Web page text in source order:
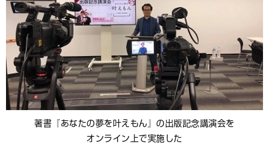
著書『あなたの夢を叶えもん』の出版記念講演会を
オンライン上で実施した